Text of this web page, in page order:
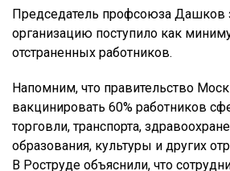
Председатель профсоюза Дашков
организацию поступило как
отстраненных работников.
Напомним, что правительство
вакцинировать 60% работников
торговли, транспорта,
образования, культуры и других
В Роструде объяснили, что